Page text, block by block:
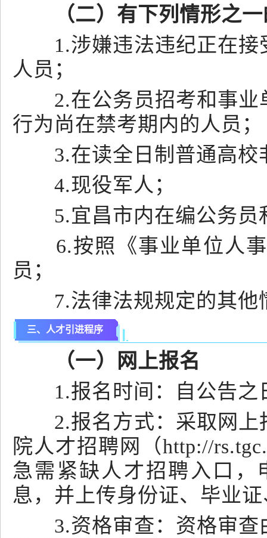
（二）有下列情形之一
1.涉嫌违法违纪正在接
人员；
2.在公务员招考和事业
行为尚在禁考期内的人员；
3.在读全日制普通高校
4.现役军人；
5.宜昌市内在编公务员
6.按照《事业单位人事
员；
7.法律法规规定的其他
三、人才引进程序
（一）网上报名
1.报名时间：自公告之
2.报名方式：采取网上
院人才招聘网（http://
急需紧缺人才招聘入口
息，并上传身份证、毕业
3.资格审查：资格审查